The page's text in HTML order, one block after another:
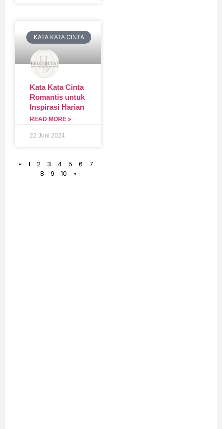
KATA KATA CINTA
Kata Kata Cinta
Romantis untuk
Inspirasi Harian
READ MORE »
22 Juni 2024
« 1 2 3 4 5 6
7
8
9 10 »